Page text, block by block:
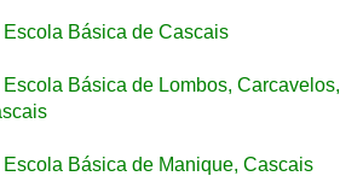
Escola Básica de Cascais
Escola Básica de Lombos, Carcavelos,
Escola Básica de Manique, Cascais